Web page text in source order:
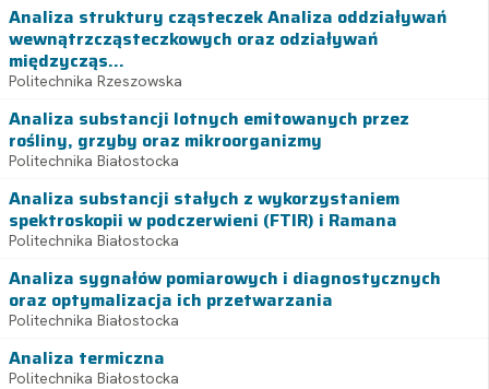
Analiza struktury cząsteczek Analiza oddziaływań
wewnątrzcząsteczkowych oraz odziaływań
międzycząs...
Politechnika Rzeszowska
Analiza substancji lotnych emitowanych przez
rośliny, grzyby oraz mikroorganizmy
Politechnika Białostocka
Analiza substancji stałych z wykorzystaniem
spektroskopii w podczerwieni (FTIR) i Ramana
Politechnika Białostocka
Analiza sygnałów pomiarowych i diagnostycznych
oraz optymalizacja ich przetwarzania
Politechnika Białostocka
Analiza termiczna
Politechnika Białostocka